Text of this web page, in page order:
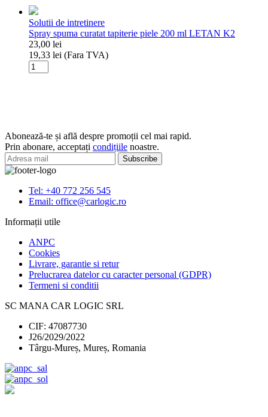
Lustruit
Lac
Auto
K2
Motofix
250
Solutii de intretinere
Spray spuma curatat tapiterie piele 200 ml LETAN K2
23,00 lei
19,33 lei (Fara TVA)
Cantitate
Spray
ml
LETAN
K2
Abonează-te și află despre promoții cel mai rapid.
Prin abonare, acceptați condițiile noastre.
Tel: +40 772 256 545
Email: office@carlogic.ro
Informații utile
ANPC
Cookies
Livrare, garantie si retur
Prelucrarea datelor cu caracter personal (GDPR)
Termeni si conditii
SC MANA CAR LOGIC SRL
CIF: 47087730
J26/2029/2022
Târgu-Mureș, Mureș, Romania